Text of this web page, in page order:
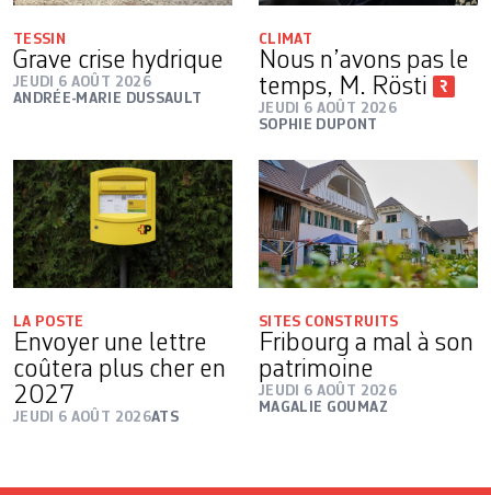
TESSIN
Grave crise hydrique
JEUDI 6 AOÛT 2026
ANDRÉE-MARIE DUSSAULT
CLIMAT
Nous n’avons pas le
temps, M. Rösti
JEUDI 6 AOÛT 2026
SOPHIE DUPONT
LA POSTE
Envoyer une lettre
coûtera plus cher en
2027
JEUDI 6 AOÛT 2026ATS
SITES CONSTRUITS
Fribourg a mal à son
patrimoine
JEUDI 6 AOÛT 2026
MAGALIE GOUMAZ